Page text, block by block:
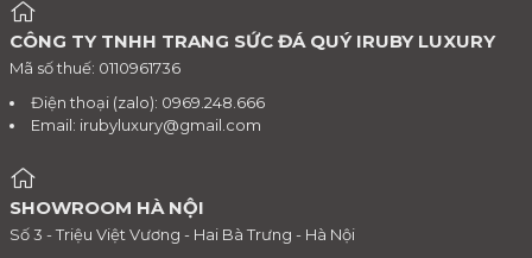
CÔNG TY TNHH TRANG SỨC ĐÁ QUÝ IRUBY LUXURY
Mã số thuế: 0110961736
Điện thoại (zalo): 0969.248.666
Email: irubyluxury@gmail.com
SHOWROOM HÀ NỘI
Số 3 - Triệu Việt Vương - Hai Bà Trưng - Hà Nội